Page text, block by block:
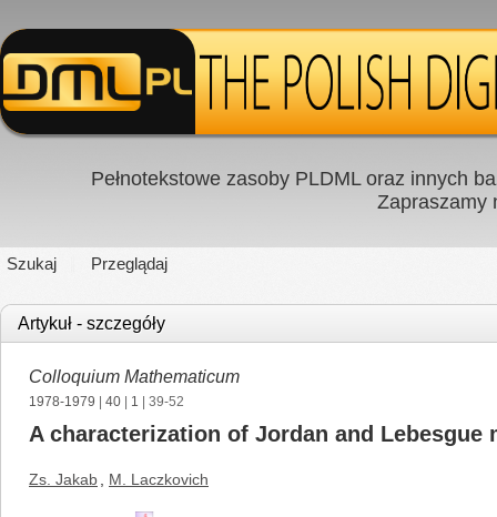
Pełnotekstowe zasoby PLDML oraz innych
Zapraszamy
Szukaj Przeglądaj
Artykuł - szczegóły
Colloquium Mathematicum
1978-1979 40 1 | 39-52
A characterization of Jordan and Lebesgue
Zs. Jakab M. Laczkovich